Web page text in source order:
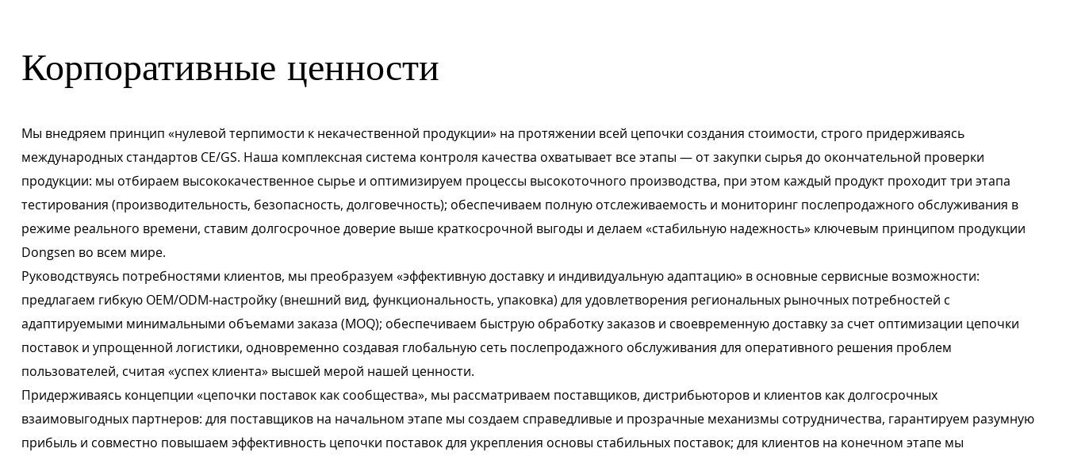
Корпоративные ценности
Мы внедряем принцип «нулевой терпимости к некачественной продукции» на протяжении всей цепочки создания стоимости, строго придерживаясь
международных стандартов CE/GS. Наша комплексная система контроля качества охватывает все этапы — от закупки сырья до окончательной проверки
продукции: мы отбираем высококачественное сырье и оптимизируем процессы высокоточного производства, при этом каждый продукт проходит три этапа
тестирования (производительность, безопасность, долговечность); обеспечиваем полную отслеживаемость и мониторинг послепродажного обслуживания в
режиме реального времени, ставим долгосрочное доверие выше краткосрочной выгоды и делаем «стабильную надежность» ключевым принципом продукции
Dongsen во всем мире.
Руководствуясь потребностями клиентов, мы преобразуем «эффективную доставку и индивидуальную адаптацию» в основные сервисные возможности:
предлагаем гибкую OEM/ODM-настройку (внешний вид, функциональность, упаковка) для удовлетворения региональных рыночных потребностей с
адаптируемыми минимальными объемами заказа (MOQ); обеспечиваем быструю обработку заказов и своевременную доставку за счет оптимизации цепочки
поставок и упрощенной логистики, одновременно создавая глобальную сеть послепродажного обслуживания для оперативного решения проблем
пользователей, считая «успех клиента» высшей мерой нашей ценности.
Придерживаясь концепции «цепочки поставок как сообщества», мы рассматриваем поставщиков, дистрибьюторов и клиентов как долгосрочных
взаимовыгодных партнеров: для поставщиков на начальном этапе мы создаем справедливые и прозрачные механизмы сотрудничества, гарантируем разумную
прибыль и совместно повышаем эффективность цепочки поставок для укрепления основы стабильных поставок; для клиентов на конечном этапе мы